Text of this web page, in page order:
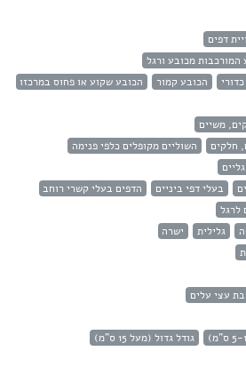
דפים
מכובע ורגל
הכובע קמור
הכובע שקוע או פחוס במרכזו
משיים
השוליים מקופלים כלפי פנימה
בעלי דפי ביניים
הדפים בעלי קשרי רוחב
גלילית
ישרה
עצי עלים
גודל גדול (מעל 15 ס"מ)